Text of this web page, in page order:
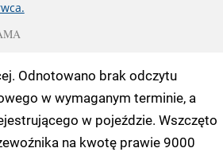
Odnotowano brak odczytu
w wymaganym terminie, a
w pojeździe. Wszczęto
na kwotę prawie 9000